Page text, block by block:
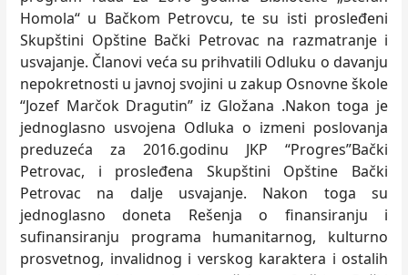
Homola“ u Bačkom Petrovcu, te su isti prosleđeni
Skupštini Opštine Bački Petrovac na razmatranje i
usvajanje. Članovi veća su prihvatili Odluku o davanju
nepokretnosti u javnoj svojini u zakup Osnovne škole
“Jozef Marčok Dragutin” iz Gložana .Nakon toga je
jednoglasno usvojena Odluka o izmeni poslovanja
preduzeća za 2016.godinu JKP “Progres”Bački
Petrovac, i prosleđena Skupštini Opštine Bački
Petrovac na dalje usvajanje. Nakon toga su
jednoglasno doneta Rešenja o finansiranju i
sufinansiranju programa humanitarnog, kulturno
prosvetnog, invalidnog i verskog karaktera i ostalih